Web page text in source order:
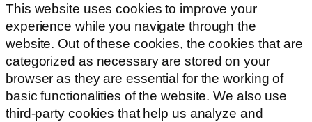
This website uses cookies to improve your
experience while you navigate through the
website. Out of these cookies, the cookies that are
categorized as necessary are stored on your
browser as they are essential for the working of
basic functionalities of the website. We also use
third-party cookies that help us analyze and